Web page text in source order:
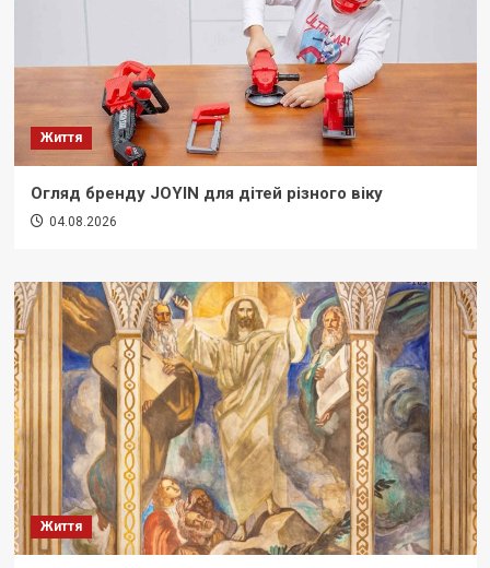
Життя
Огляд бренду JOYIN для дітей різного віку
04.08.2026
Життя